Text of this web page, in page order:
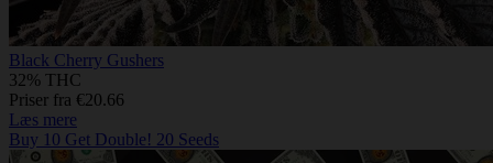
Black Cherry Gushers
32% THC
Priser fra €20.66
Læs mere
Buy 10 Get Double! 20 Seeds